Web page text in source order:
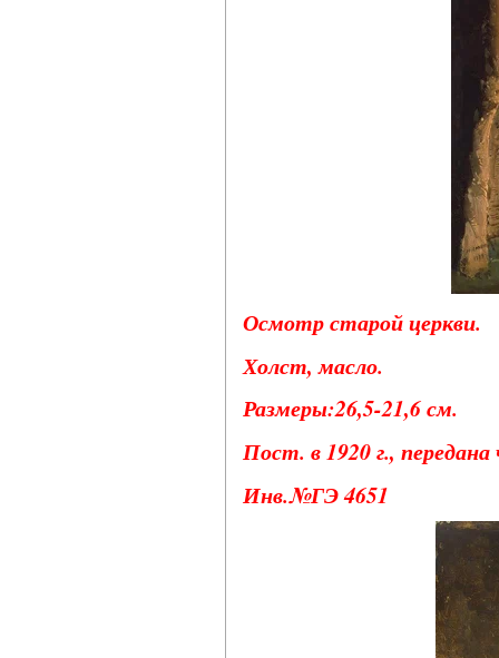
Осмотр старой церкви.
Холст, масло.
Размеры:26,5-21,6 см.
Пост. в 1920 г.,
Инв.№ГЭ 4651